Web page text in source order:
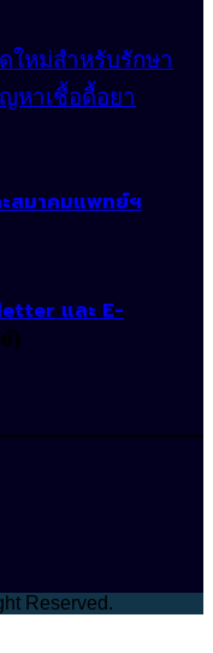
หม่สำหรับรักษา
หาเชื้อดื้อยา
สมาคมแพทย์ฯ
และ E-
)
Reserved.